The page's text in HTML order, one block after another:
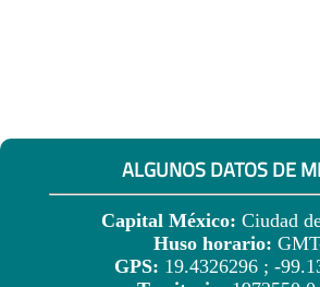
ALGUNOS DATOS DE
Capital México: Ciudad
Huso horario:
GPS: 19.4326296 ; -